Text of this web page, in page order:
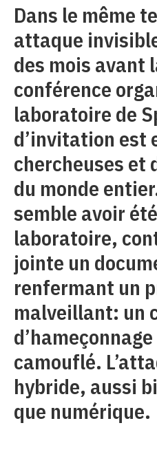
Dans le même
attaque
des mois avant
conférence
laboratoire de
d’invitation est
chercheuses et
du monde
semble avoir
laboratoire,
jointe un
renfermant un
malveillant: un
camouflé.
hybride, aussi
que numérique.